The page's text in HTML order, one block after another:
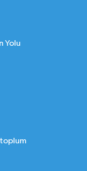
Yolu
toplum